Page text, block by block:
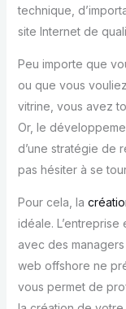
technique,
site Internet de
Peu importe que
ou que vous
vitrine, vous avez
Or, le
d’une stratégie de
pas hésiter à se
Pour cela, la
idéale.
avec des
web offshore ne
vous permet de